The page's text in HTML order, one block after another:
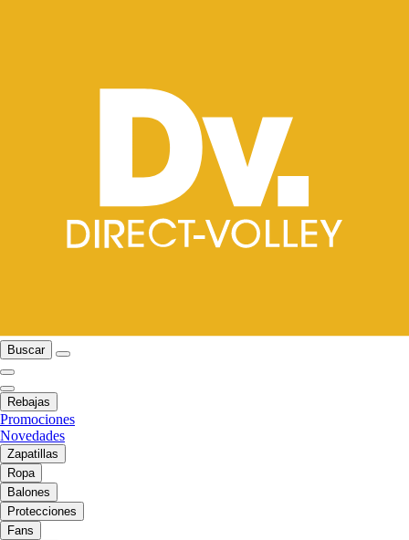
Buscar
Rebajas
Promociones
Novedades
Zapatillas
Ropa
Balones
Protecciones
Fans